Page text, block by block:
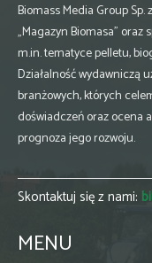
Biomass Media Group
„Magazyn Biomasa”
m.in. tematyce pelletu,
Działalność wydawniczą
branżowych, których
doświadczeń oraz ocena
prognoza jego rozwoju.
Skontaktuj się z nami:
MENU